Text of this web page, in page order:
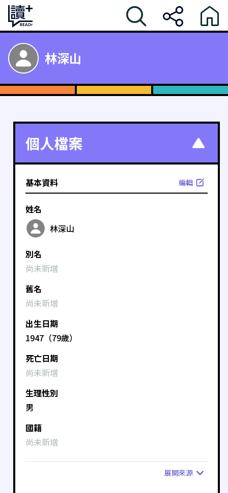
林深山
個人檔案
基本資料 編輯
姓名
林深山
別名
尚未新增
舊名
尚未新增
出生日期
1947（79歲）
死亡日期
尚未新增
生理性別
男
國籍
尚未新增
展開來源